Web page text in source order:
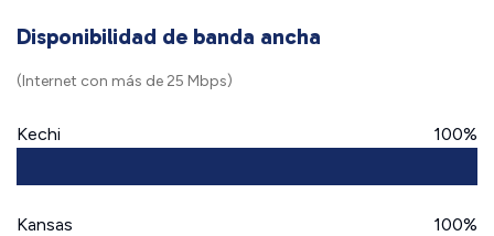
Disponibilidad de banda ancha
(Internet con más de 25 Mbps)
Kechi 100%
Kansas 100%